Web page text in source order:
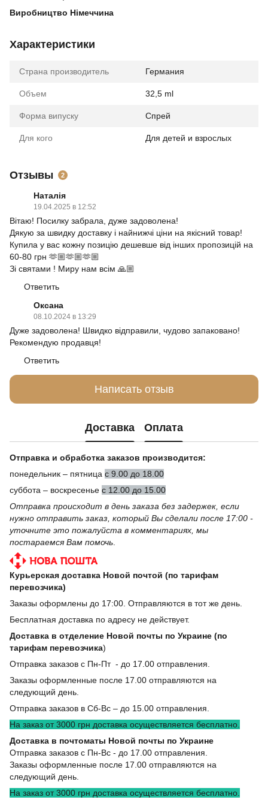
Виробництво Німеччина
Характеристики
Страна производитель Германия
Объем 32,5 ml
Форма випуску Спрей
Для кого Для детей и взрослых
Отзывы 2
Наталія
19.04.2025 в 12:52
Вітаю! Посилку забрала, дуже задоволена!
Дякую за швидку доставку і найнижчі ціни на якісний товар!
Купила у вас кожну позицію дешевше від інших пропозицій на
60-80 грн 🫶🏼🫶🏼🫶🏼
Зі святами ! Миру нам всім 🙏🏼
Ответить
Оксана
08.10.2024 в 13:29
Дуже задоволена! Швидко відправили, чудово запаковано!
Рекомендую продавця!
Ответить
Написать отзыв
Доставка Оплата
Отправка и обработка заказов производится:
понедельник – пятница с 9.00 до 18.00
суббота – воскресенье с 12.00 до 15.00
Отправка происходит в день заказа без задержек, если
нужно отправить заказ, который Вы сделали после 17:00 -
уточните это пожалуйста в комментариях, мы
постараемся Вам помочь.
Курьерская доставка Новой почтой (по тарифам
перевозчика)
Заказы оформлены до 17:00. Отправляются в тот же день.
Бесплатная доставка по адресу не действует.
Доставка в отделение Новой почты по Украине (по
тарифам перевозчика)
Отправка заказов с Пн-Пт - до 17.00 отправления.
Заказы оформленные после 17.00 отправляются на
следующий день.
Отправка заказов в Сб-Вс – до 15.00 отправления.
На заказ от 3000 грн доставка осуществляется бесплатно.
Доставка в почтоматы Новой почты по Украине
Отправка заказов с Пн-Вс - до 17.00 отправления.
Заказы оформленные после 17.00 отправляются на
следующий день.
На заказ от 3000 грн доставка осуществляется бесплатно.